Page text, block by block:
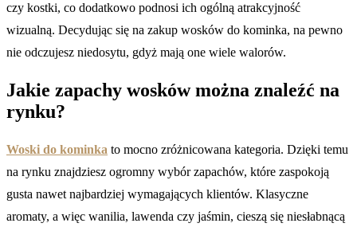
czy kostki, co dodatkowo podnosi ich ogólną atrakcyjność
wizualną. Decydując się na zakup wosków do kominka, na pewno
nie odczujesz niedosytu, gdyż mają one wiele walorów.
Jakie zapachy wosków można znaleźć na
rynku?
Woski do kominka to mocno zróżnicowana kategoria. Dzięki temu
na rynku znajdziesz ogromny wybór zapachów, które zaspokoją
gusta nawet najbardziej wymagających klientów. Klasyczne
aromaty, a więc wanilia, lawenda czy jaśmin, cieszą się niesłabnącą